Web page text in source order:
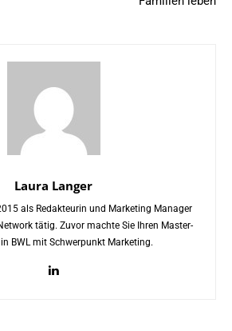
Laura Langer
als Redakteurin und Marketing Manager
tätig. Zuvor machte Sie Ihren Master-
BWL mit Schwerpunkt Marketing.